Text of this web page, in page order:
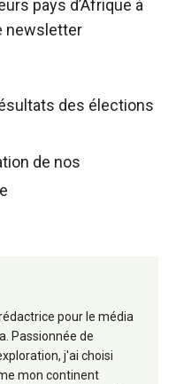
pays d’Afrique à
newsletter
des élections
de nos
pour le média
Passionnée de
j'ai choisi
mon continent